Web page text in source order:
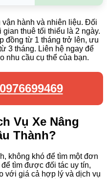
vận hành và nhiên liệu. Đối
thuê tối thiểu là 2 ngày.
đồng từ 1 tháng trở lên, ưu
3 tháng. Liên hệ ngay để
nhu cầu cụ thể của bạn.
0976699469
Vụ Xe Nâng
Thành?
không khó để tìm một đơn
tìm được đối tác uy tín,
với giá cả hợp lý và dịch vụ